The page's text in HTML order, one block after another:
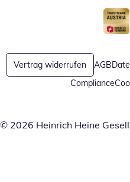
Vertrag widerrufen AGB
Compliance
© 2026 Heinrich Heine